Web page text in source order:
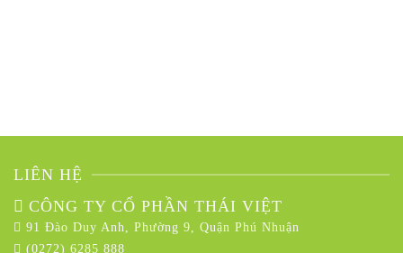
LIÊN HỆ
CÔNG TY CỔ PHẦN THÁI VIỆT
91 Đào Duy Anh, Phường 9, Quận Phú Nhuận
(0272) 6285 888